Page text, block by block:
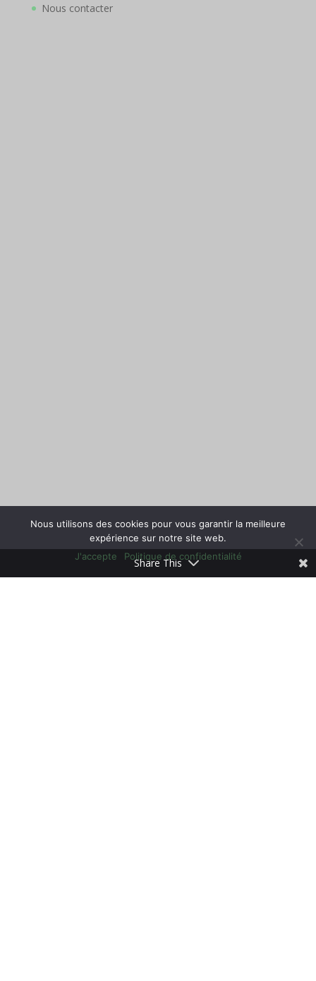
Nous contacter
Share This
Nous utilisons des cookies pour vous garantir la meilleure
expérience sur notre site web.
J'accepte
Politique de confidentialité